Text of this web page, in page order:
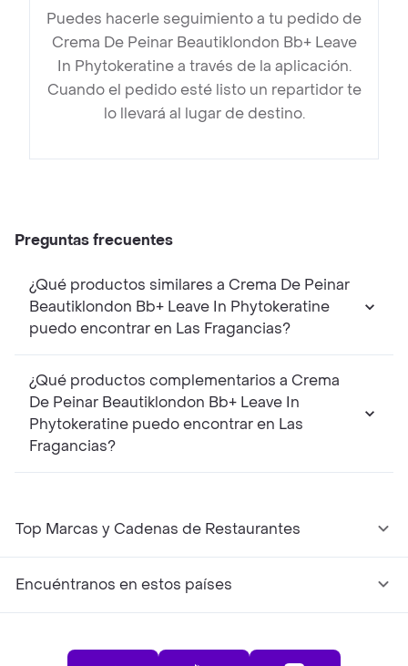
Puedes hacerle seguimiento a tu pedido de
Crema De Peinar Beautiklondon Bb+ Leave
In Phytokeratine a través de la aplicación.
Cuando el pedido esté listo un repartidor te
lo llevará al lugar de destino.
Preguntas frecuentes
¿Qué productos similares a Crema De Peinar
Beautiklondon Bb+ Leave In Phytokeratine
puedo encontrar en Las Fragancias?
¿Qué productos complementarios a Crema
De Peinar Beautiklondon Bb+ Leave In
Phytokeratine puedo encontrar en Las
Fragancias?
Top Marcas y Cadenas de Restaurantes
Encuéntranos en estos países